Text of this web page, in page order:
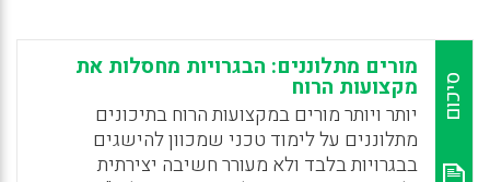
סיכום
מורים מתלוננים: הבגרויות מחסלות את
מקצועות הרוח
יותר ויותר מורים במקצועות הרוח בתיכונים
מתלוננים על לימוד טכני שמכוון להישגים
בבגרויות בלבד ולא מעורר חשיבה יצירתית